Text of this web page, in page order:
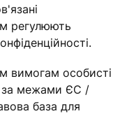
регулюють
вимогам особисті
за межами ЄС /
база для